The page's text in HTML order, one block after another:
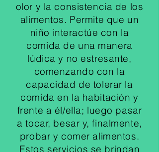
olor y la consistencia de los
alimentos. Permite que un
niño interactúe con la
comida de una manera
lúdica y no estresante,
comenzando con la
capacidad de tolerar la
comida en la habitación y
frente a él/ella; luego pasar
a tocar, besar y, finalmente,
probar y comer alimentos.
Estos servicios se brindan